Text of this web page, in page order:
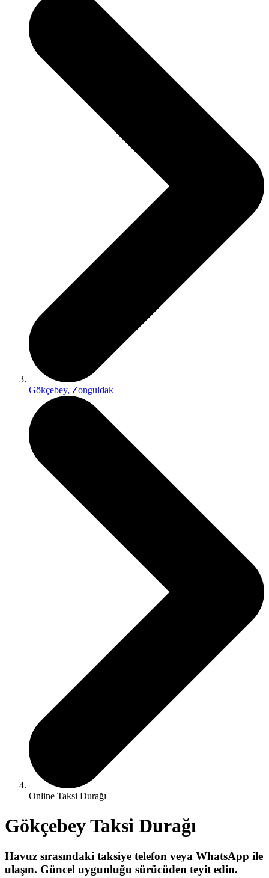
Gökçebey, Zonguldak
Online Taksi Durağı
Gökçebey Taksi Durağı
Havuz sırasındaki taksiye telefon veya WhatsApp ile
ulaşın. Güncel uygunluğu sürücüden teyit edin.